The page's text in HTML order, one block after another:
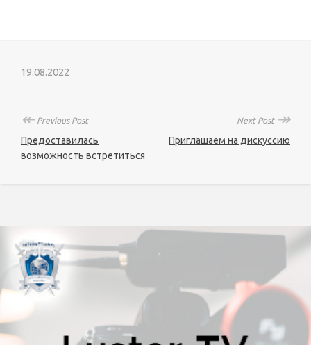
19.08.2022
↞Previous Post
Предоставилась
возможность встретиться
Next Post ↠
Приглашаем на дискуссию